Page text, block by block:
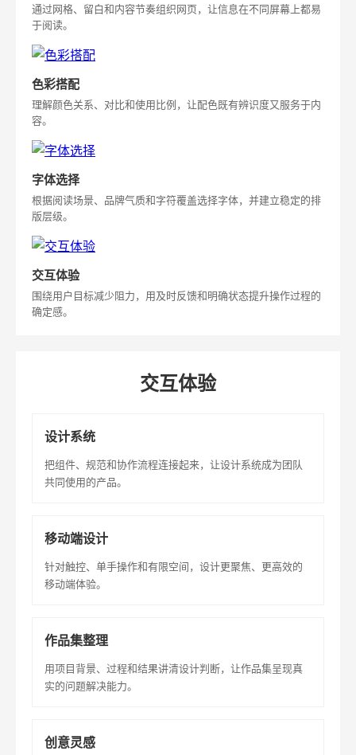
通过网格、留白和内容节奏组织网页，让信息在不同屏幕上都易
于阅读。
色彩搭配
理解颜色关系、对比和使用比例，让配色既有辨识度又服务于内
容。
字体选择
根据阅读场景、品牌气质和字符覆盖选择字体，并建立稳定的排
版层级。
交互体验
围绕用户目标减少阻力，用及时反馈和明确状态提升操作过程的
确定感。
交互体验
设计系统
把组件、规范和协作流程连接起来，让设计系统成为团队
共同使用的产品。
移动端设计
针对触控、单手操作和有限空间，设计更聚焦、更高效的
移动端体验。
作品集整理
用项目背景、过程和结果讲清设计判断，让作品集呈现真
实的问题解决能力。
创意灵感